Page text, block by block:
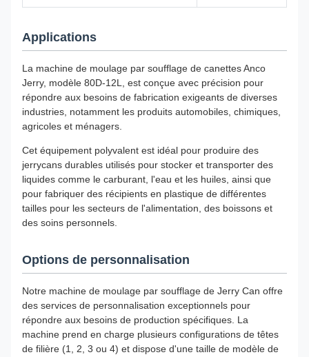
Applications
La machine de moulage par soufflage de canettes Anco
Jerry, modèle 80D-12L, est conçue avec précision pour
répondre aux besoins de fabrication exigeants de diverses
industries, notamment les produits automobiles, chimiques,
agricoles et ménagers.
Cet équipement polyvalent est idéal pour produire des
jerrycans durables utilisés pour stocker et transporter des
liquides comme le carburant, l'eau et les huiles, ainsi que
pour fabriquer des récipients en plastique de différentes
tailles pour les secteurs de l'alimentation, des boissons et
des soins personnels.
Options de personnalisation
Notre machine de moulage par soufflage de Jerry Can offre
des services de personnalisation exceptionnels pour
répondre aux besoins de production spécifiques. La
machine prend en charge plusieurs configurations de têtes
de filière (1, 2, 3 ou 4) et dispose d'une taille de modèle de